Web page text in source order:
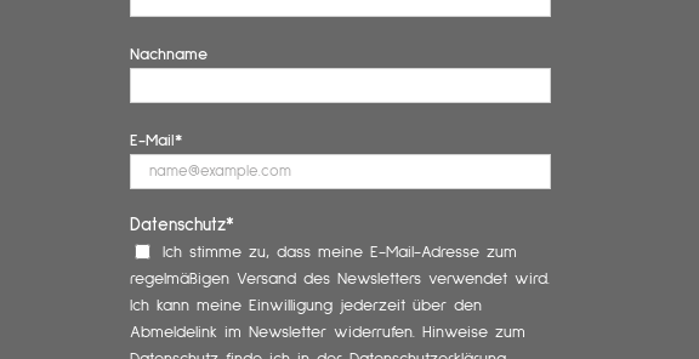
Nachname
E-Mail*
Datenschutz*
Ich stimme zu, dass meine E-Mail-Adresse zum
regelmäßigen Versand des Newsletters verwendet wird.
Ich kann meine Einwilligung jederzeit über den
Abmeldelink im Newsletter widerrufen. Hinweise zum